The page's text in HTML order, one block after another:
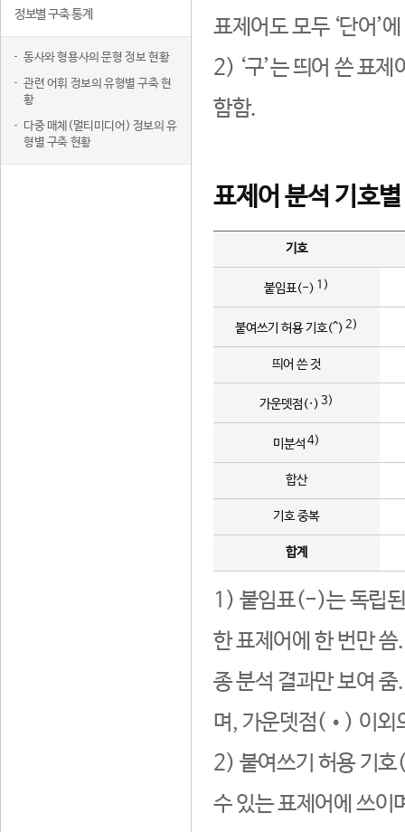
정보별 구축 통계
동사와 형용사의 문형 정보 현황
관련 어휘 정보의 유형별 구축 현
황
다중 매체(멀티미디어) 정보의 유
형별 구축 현황
표제어도 모두 ‘단어’
2) ‘구’는 띄어 쓴 표
함함.
표제어 분석 기호
기호
붙임표(-) 1)
붙여쓰기 허용 기호(^) 2)
띄어 쓴 것
가운뎃점(·) 3)
미분석 4)
합산
기호 중복
합계
1) 붙임표(-)는 독립된
한 표제어에 한 번만
종 분석 결과만 보여
며, 가운뎃점(•) 이외
2) 붙여쓰기 허용 기호
수 있는 표제어에 쓰이